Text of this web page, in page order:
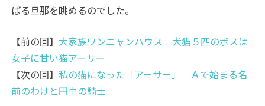
ばる旦那を眺めるのでした。
【前の回】 大家族ワンニャンハウス 犬猫５匹のボスは
女子に甘い猫アーサー
【次の回】私の猫になった「アーサー」 Ａで始まる名
前のわけと円卓の騎士